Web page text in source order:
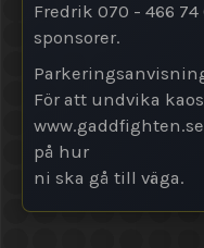
Fredrik 070 - 466
sponsorer.
För att undvika
på hur
ni ska gå till väga.